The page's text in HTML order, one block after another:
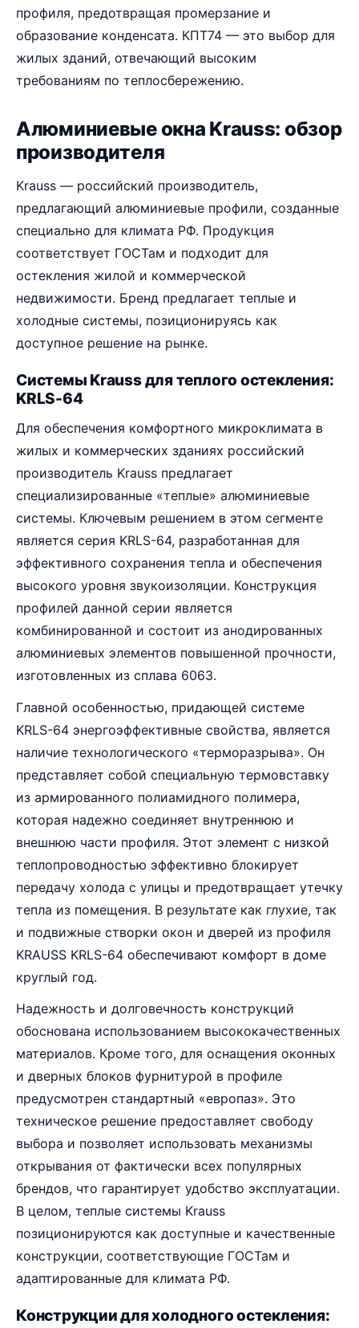
профиля, предотвращая промерзание и
образование конденсата. КПТ74 — это выбор для
жилых зданий, отвечающий высоким
требованиям по теплосбережению.
Алюминиевые окна Krauss: обзор
производителя
Krauss — российский производитель,
предлагающий алюминиевые профили, созданные
специально для климата РФ. Продукция
соответствует ГОСТам и подходит для
остекления жилой и коммерческой
недвижимости. Бренд предлагает теплые и
холодные системы, позиционируясь как
доступное решение на рынке.
Системы Krauss для теплого остекления:
KRLS-64
Для обеспечения комфортного микроклимата в
жилых и коммерческих зданиях российский
производитель Krauss предлагает
специализированные «теплые» алюминиевые
системы. Ключевым решением в этом сегменте
является серия KRLS-64, разработанная для
эффективного сохранения тепла и обеспечения
высокого уровня звукоизоляции. Конструкция
профилей данной серии является
комбинированной и состоит из анодированных
алюминиевых элементов повышенной прочности,
изготовленных из сплава 6063.
Главной особенностью, придающей системе
KRLS-64 энергоэффективные свойства, является
наличие технологического «терморазрыва». Он
представляет собой специальную термовставку
из армированного полиамидного полимера,
которая надежно соединяет внутреннюю и
внешнюю части профиля. Этот элемент с низкой
теплопроводностью эффективно блокирует
передачу холода с улицы и предотвращает утечку
тепла из помещения. В результате как глухие, так
и подвижные створки окон и дверей из профиля
KRAUSS KRLS-64 обеспечивают комфорт в доме
круглый год.
Надежность и долговечность конструкций
обоснована использованием высококачественных
материалов. Кроме того, для оснащения оконных
и дверных блоков фурнитурой в профиле
предусмотрен стандартный «европаз». Это
техническое решение предоставляет свободу
выбора и позволяет использовать механизмы
открывания от фактически всех популярных
брендов, что гарантирует удобство эксплуатации.
В целом, теплые системы Krauss
позиционируются как доступные и качественные
конструкции, соответствующие ГОСТам и
адаптированные для климата РФ.
Конструкции для холодного остекления: